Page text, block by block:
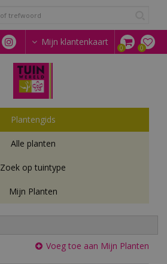
Mijn klantenkaart
Plantengids
Alle planten
Zoek op tuintype
Mijn Planten
Voeg toe aan Mijn Planten